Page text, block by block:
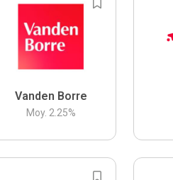
Vanden Borre
Moy. 2.25%